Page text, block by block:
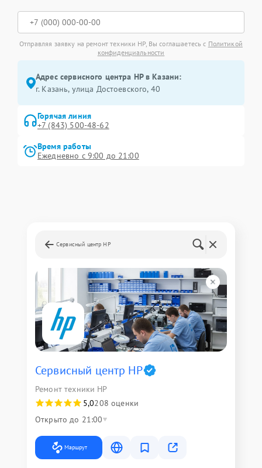
Отправляя заявку на ремонт техники HP, Вы соглашаетесь с Политикой
конфиденциальности
Адрес сервисного центра HP в Казани:
г. Казань, улица Достоевского, 40
Горячая линия
+7 (843) 500-48-62
Время работы
Ежедневно с 9:00 до 21:00
Сервисный центр HP
Сервисный центр HP
Ремонт техники HP
5,0208 оценки
Открыто до 21:00
Маршрут